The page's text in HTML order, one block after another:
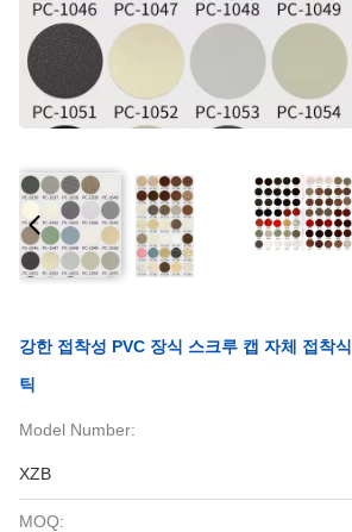
강한 접착성 PVC 장식 스크루 캡 자체 접착
틱
Model Number:
XZB
MOQ: